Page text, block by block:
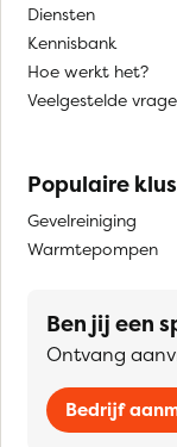
Diensten
Kennisbank
Hoe werkt het?
Veelgestelde
Populaire
Gevelreiniging
Warmtepompen
Ben jij een
Ontvang
Bedrijf